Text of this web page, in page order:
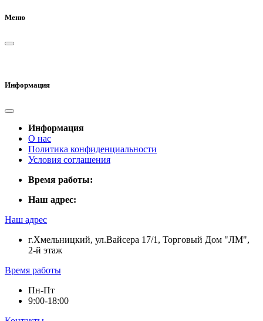
Меню
Информация
Информация
О нас
Политика конфиденциальности
Условия соглашения
Время работы:
Наш адрес:
Наш адрес
г.Хмельницкий, ул.Вайсера 17/1, Торговый Дом "ЛМ",
2-й этаж
Время работы
Пн-Пт
9:00-18:00